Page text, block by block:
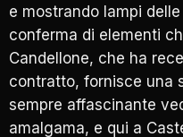
e mostrando lampi
conferma di elementi
Candellone, che ha
contratto, fornisce una
sempre affascinante
amalgama, e qui a